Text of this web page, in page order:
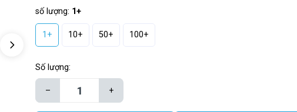
số lượng: 1+
1+ 10+ 50+ 100+
Số lượng:
– +